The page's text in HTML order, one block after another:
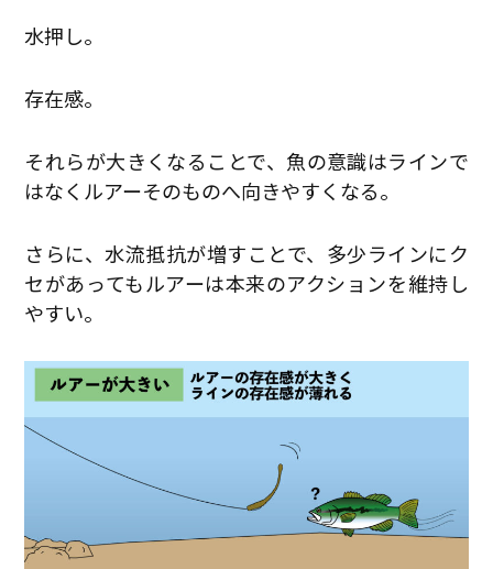
水押し。
存在感。
それらが大きくなることで、魚の意識はラインで
はなくルアーそのものへ向きやすくなる。
さらに、水流抵抗が増すことで、多少ラインにク
セがあってもルアーは本来のアクションを維持し
やすい。